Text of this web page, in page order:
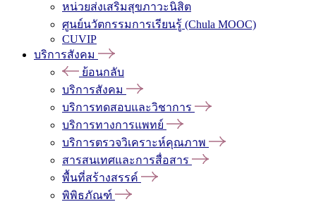
หน่วยส่งเสริมสุขภาวะนิสิต
ศูนย์นวัตกรรมการเรียนรู้ (Chula MOOC)
CUVIP
บริการสังคม
ย้อนกลับ
บริการสังคม
บริการทดสอบและวิชาการ
บริการทางการแพทย์
บริการตรวจวิเคราะห์คุณภาพ
สารสนเทศและการสื่อสาร
พื้นที่สร้างสรรค์
พิพิธภัณฑ์